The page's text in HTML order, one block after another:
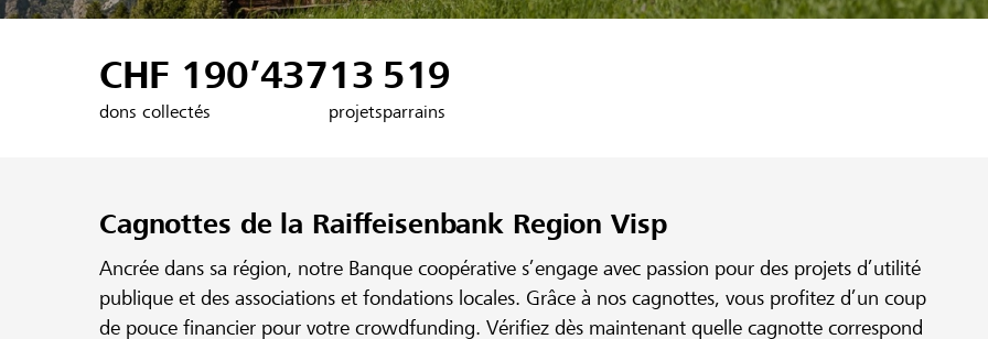
CHF 190’437
dons collectés
13
projets
519
parrains
Cagnottes de la Raiffeisenbank Region Visp
Ancrée dans sa région, notre Banque coopérative s’engage avec passion pour des projets d’utilité
publique et des associations et fondations locales. Grâce à nos cagnottes, vous profitez d’un coup
de pouce financier pour votre crowdfunding. Vérifiez dès maintenant quelle cagnotte correspond